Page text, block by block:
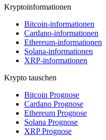
Kryptoinformationen
Bitcoin-informationen
Cardano-informationen
Ethereum-informationen
Solana-informationen
XRP-informationen
Krypto tauschen
Bitcoin Prognose
Cardano Prognose
Ethereum Prognose
Solana Prognose
XRP Prognose